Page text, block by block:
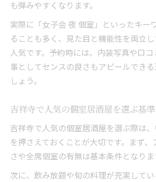
も弾みやすくなります。
実際に「女子会 夜 個室」といったキー
ることも多く、見た目と機能性を両立
人気です。予約時には、内装写真や口
事としてセンスの良さもアピールでき
しょう。
吉祥寺で人気の個室居酒屋を選ぶ基準
吉祥寺で人気の個室居酒屋を選ぶ際は
を押さえておくことが大切です。まず、
さや全席個室の有無は基本条件となりま
次に、飲み放題や旬の料理が充実して